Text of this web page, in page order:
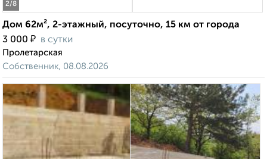
2/8
Дом 62м², 2-этажный, посуточно, 15 км от города
3 000 ₽ в сутки
Пролетарская
Собственник, 08.08.2026